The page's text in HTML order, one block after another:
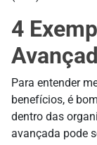
4
Para entender
benefícios, é
dentro das
avançada pode